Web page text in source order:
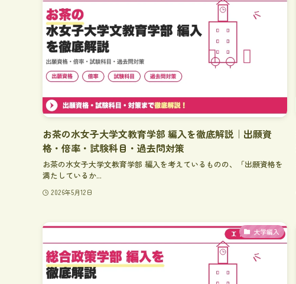
お茶の水女子大学文教育学部 編入を徹底解説｜出願資
格・倍率・試験科目・過去問対策
お茶の水女子大学文教育学部 編入を考えているものの、「出願資格を
満たしているか...
2026年5月12日
大学編入